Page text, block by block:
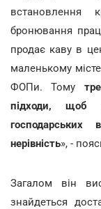
встановлення
бронювання
продає каву в
маленькому
ФОПи. Тому
підходи, щоб
нерівність», -
Загалом він
знайдеться